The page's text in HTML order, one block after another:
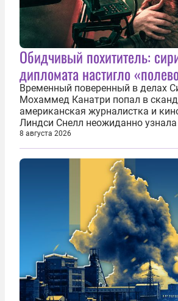
Обидчивый похититель:
дипломата настигло
Временный поверенный в делах
Мохаммед Канатри попал в
американская журналистка и
Линдси Снелл неожиданно
бандитов, похитивших ее в
2016 году. Журналистка
то время известный под
8 августа 2026